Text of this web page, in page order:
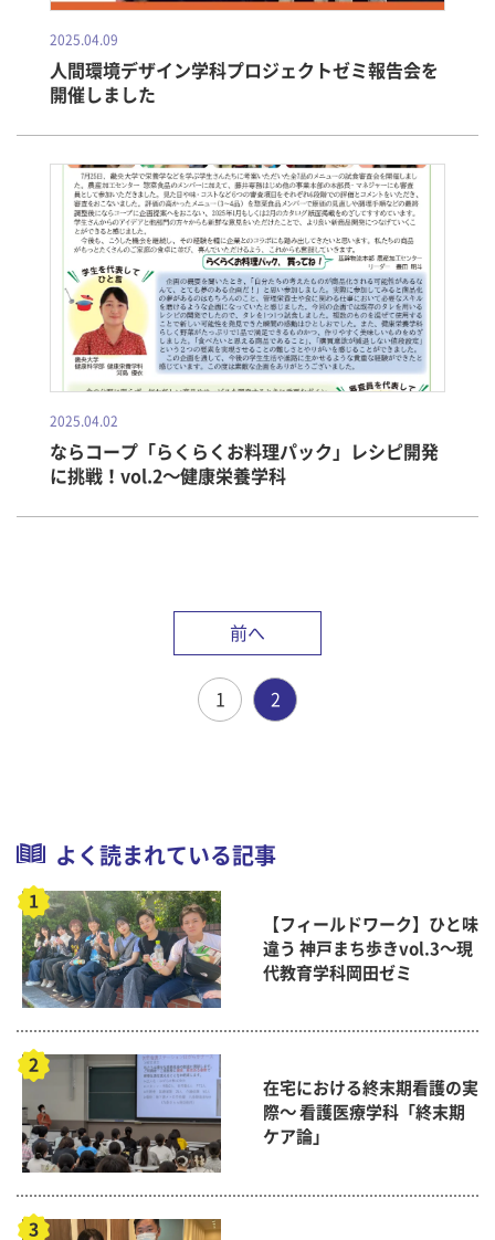
2025.04.09
人間環境デザイン学科プロジェクトゼミ報告会を
開催しました
2025.04.02
ならコープ「らくらくお料理パック」レシピ開発
に挑戦！vol.2～健康栄養学科
前へ
1 2
よく読まれている記事
【フィールドワーク】ひと味
違う 神戸まち歩きvol.3～現
代教育学科岡田ゼミ
在宅における終末期看護の実
際～ 看護医療学科「終末期
ケア論」